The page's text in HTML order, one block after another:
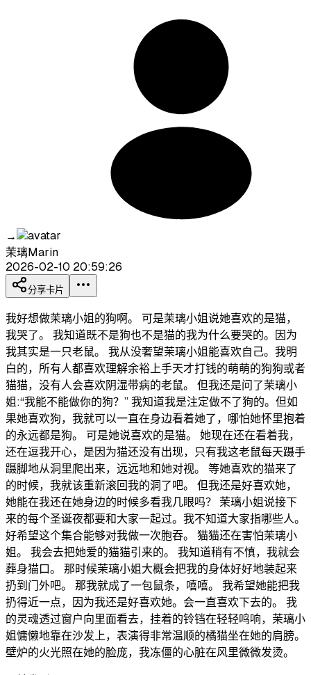
→
茉璃Marin
2026-02-10 20:59:26
分享卡片
我好想做茉璃小姐的狗啊。 可是茉璃小姐说她喜欢的是猫，
我哭了。 我知道既不是狗也不是猫的我为什么要哭的。因为
我其实是一只老鼠。 我从没奢望茉璃小姐能喜欢自己。我明
白的，所有人都喜欢理解余裕上手天才打钱的萌萌的狗狗或者
猫猫，没有人会喜欢阴湿带病的老鼠。 但我还是问了茉璃小
姐:“我能不能做你的狗？” 我知道我是注定做不了狗的。但如
果她喜欢狗，我就可以一直在身边看着她了，哪怕她怀里抱着
的永远都是狗。 可是她说喜欢的是猫。 她现在还在看着我，
还在逗我开心，是因为猫还没有出现，只有我这老鼠每天蹑手
蹑脚地从洞里爬出来，远远地和她对视。 等她喜欢的猫来了
的时候，我就该重新滚回我的洞了吧。 但我还是好喜欢她，
她能在我还在她身边的时候多看我几眼吗？ 茉璃小姐说接下
来的每个圣诞夜都要和大家一起过。我不知道大家指哪些人。
好希望这个集合能够对我做一次胞吞。 猫猫还在害怕茉璃小
姐。 我会去把她爱的猫猫引来的。 我知道稍有不慎，我就会
葬身猫口。 那时候茉璃小姐大概会把我的身体好好地装起来
扔到门外吧。 那我就成了一包鼠条，嘻嘻。 我希望她能把我
扔得近一点，因为我还是好喜欢她。会一直喜欢下去的。 我
的灵魂透过窗户向里面看去，挂着的铃铛在轻轻鸣响，茉璃小
姐慵懒地靠在沙发上，表演得非常温顺的橘猫坐在她的肩膀。
壁炉的火光照在她的脸庞，我冻僵的心脏在风里微微发烫。